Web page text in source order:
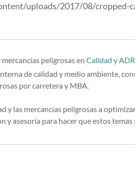
uploads/2017/08/cropped-
peligrosasenCalidad y ADR
de calidad y medio ambiente,
por carretera y MBA.
y las mercancías peligrosas a
asesoría para hacer que estos temas